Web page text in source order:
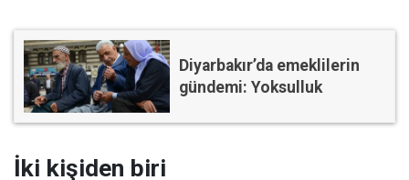
Diyarbakır’da emeklilerin
gündemi: Yoksulluk
İki kişiden biri